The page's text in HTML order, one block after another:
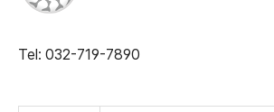
Tel: 032-719-7890